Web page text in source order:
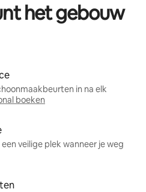
het gebouw
in na elk
boeken
veilige plek wanneer je weg